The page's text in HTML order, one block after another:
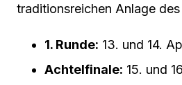
traditionsreichen Anlage
1. Runde: 13. und 14.
Achtelfinale: 15. und